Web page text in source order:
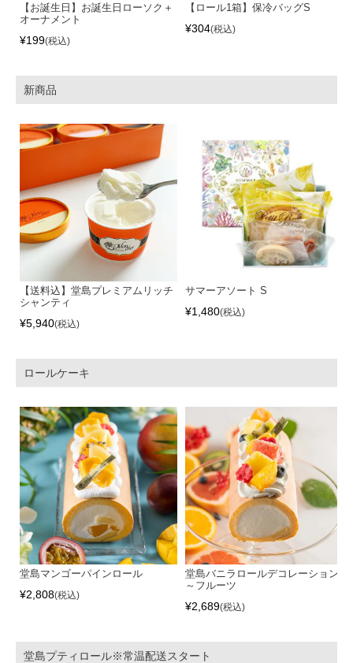
【お誕生日】お誕生日ローソク＋
オーナメント
¥199 税込
【ロール1箱】保冷バッグS
¥304 税込
新商品
【送料込】堂島プレミアムリッチ
シャンティ
¥5,940 税込
サマーアソート S
¥1,480 税込
ロールケーキ
堂島マンゴーパインロール
¥2,808 税込
堂島バニラロールデコレーション
～フルーツ
¥2,689 税込
堂島プティロール※常温配送スタート